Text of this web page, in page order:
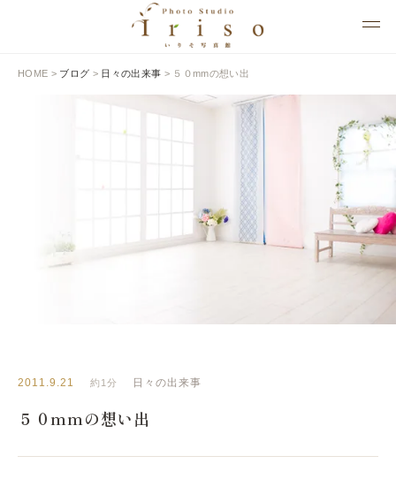
HOME > ブログ > 日々の出来事 > ５０mmの想い出
いりそ写真館ブログ
2011.9.21 約1分 日々の出来事
５０mmの想い出